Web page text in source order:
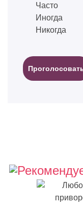
Часто
Иногда
Никогда